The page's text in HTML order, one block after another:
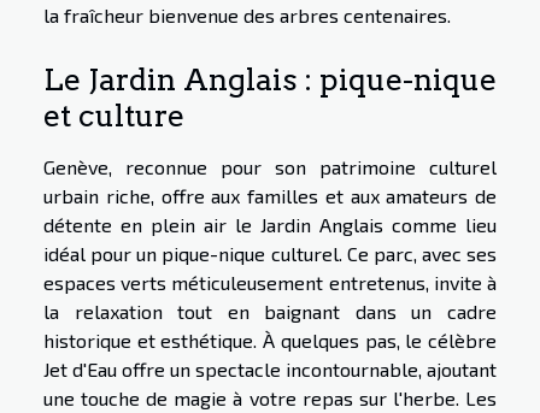
la fraîcheur bienvenue des arbres centenaires.
Le Jardin Anglais : pique-nique
et culture
Genève, reconnue pour son patrimoine culturel
urbain riche, offre aux familles et aux amateurs de
détente en plein air le Jardin Anglais comme lieu
idéal pour un pique-nique culturel. Ce parc, avec ses
espaces verts méticuleusement entretenus, invite à
la relaxation tout en baignant dans un cadre
historique et esthétique. À quelques pas, le célèbre
Jet d'Eau offre un spectacle incontournable, ajoutant
une touche de magie à votre repas sur l'herbe. Les